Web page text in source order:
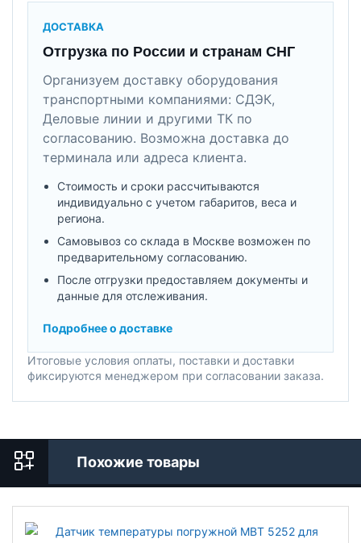
ДОСТАВКА
Отгрузка по России и странам СНГ
Организуем доставку оборудования
транспортными компаниями: СДЭК,
Деловые линии и другими ТК по
согласованию. Возможна доставка до
терминала или адреса клиента.
Стоимость и сроки рассчитываются
индивидуально с учетом габаритов, веса и
региона.
Самовывоз со склада в Москве возможен по
предварительному согласованию.
После отгрузки предоставляем документы и
данные для отслеживания.
Подробнее о доставке
Итоговые условия оплаты, поставки и доставки
фиксируются менеджером при согласовании заказа.
Похожие товары